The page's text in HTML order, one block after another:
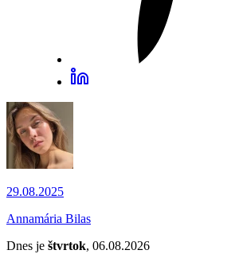
29.08.2025
Annamária Bilas
Dnes je štvrtok, 06.08.2026